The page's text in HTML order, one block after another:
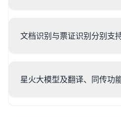
文档识别与票证识别分别支
星火大模型及翻译、同传功